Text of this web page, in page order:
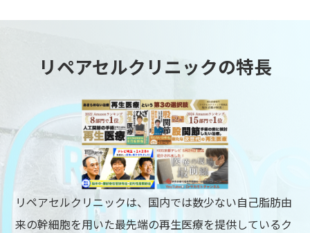
リペアセルクリニックの特長
リペアセルクリニックは、国内では数少ない自己脂肪由
来の幹細胞を用いた最先端の再生医療を提供しているク